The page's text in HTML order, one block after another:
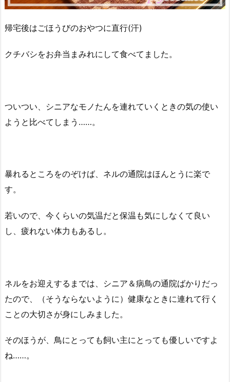
帰宅後はごほうびのおやつに直行(汗)
クチバシをお弁当まみれにして食べてました。
ついつい、シニアなモノたんを連れていくときの気の使い
ようと比べてしまう……。
暴れるところをのぞけば、ネルの通院はほんとうに楽で
す。
若いので、今くらいの気温だと保温も気にしなくて良い
し、疲れない体力もあるし。
ネルをお迎えするまでは、シニア＆病鳥の通院ばかりだっ
たので、（そうならないように）健康なときに連れて行く
ことの大切さが身にしみました。
そのほうが、鳥にとっても飼い主にとっても優しいですよ
ね……。